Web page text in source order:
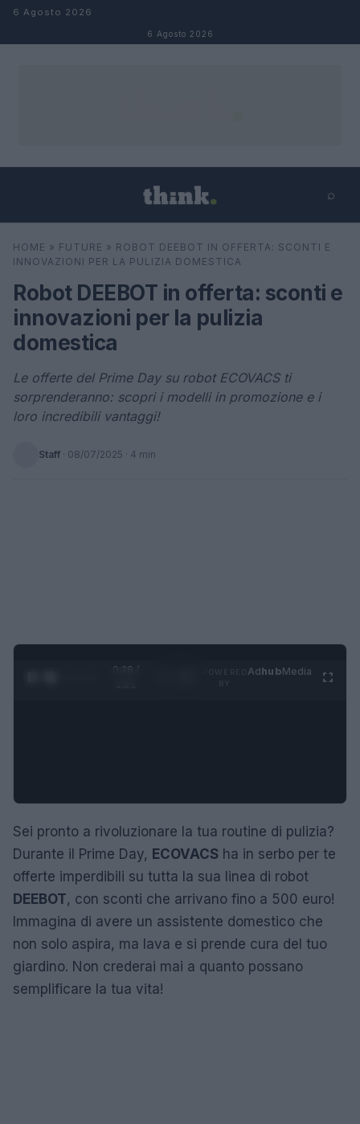
Salta al contenuto
6 Agosto 2026
6 Agosto 2026
⌕
Cerca ⌕ ×
HOME » FUTURE » ROBOT DEEBOT IN OFFERTA: SCONTI E
INNOVAZIONI PER LA PULIZIA DOMESTICA
Robot DEEBOT in offerta: sconti e
innovazioni per la pulizia
domestica
Le offerte del Prime Day su robot ECOVACS ti
sorprenderanno: scopri i modelli in promozione e i
loro incredibili vantaggi!
Staff · 08/07/2025 · 4 min
0:29 /
AdhubMedia
Sei pronto a rivoluzionare la tua routine di pulizia?
Durante il Prime Day, ECOVACS ha in serbo per te
offerte imperdibili su tutta la sua linea di robot
DEEBOT, con sconti che arrivano fino a 500 euro!
Immagina di avere un assistente domestico che
non solo aspira, ma lava e si prende cura del tuo
giardino. Non crederai mai a quanto possano
semplificare la tua vita!